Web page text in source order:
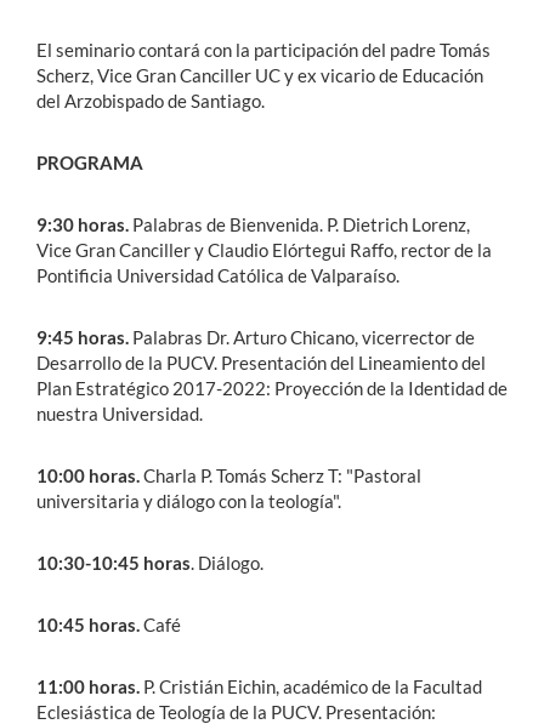
El seminario contará con la participación del padre Tomás
Scherz, Vice Gran Canciller UC y ex vicario de Educación
del Arzobispado de Santiago.
PROGRAMA
9:30 horas. Palabras de Bienvenida. P. Dietrich Lorenz,
Vice Gran Canciller y Claudio Elórtegui Raffo, rector de la
Pontificia Universidad Católica de Valparaíso.
9:45 horas. Palabras Dr. Arturo Chicano, vicerrector de
Desarrollo de la PUCV. Presentación del Lineamiento del
Plan Estratégico 2017-2022: Proyección de la Identidad de
nuestra Universidad.
10:00 horas.Charla P. Tomás Scherz T: "Pastoral
universitaria y diálogo con la teología".
10:30-10:45 horas. Diálogo.
10:45 horas.Café
11:00 horas. P. Cristián Eichin, académico de la Facultad
Eclesiástica de Teología de la PUCV. Presentación: